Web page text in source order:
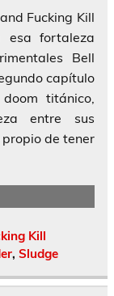
Fucking Kill
fortaleza
Bell
capítulo
titánico,
entre sus
de tener
Kill
, Sludge